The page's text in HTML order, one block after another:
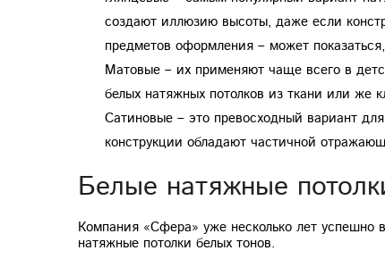
создают иллюзию высоты, даже если
предметов оформления – может
Матовые – их применяют чаще всего в
белых натяжных потолков из ткани или же
Сатиновые – это превосходный вариант
конструкции обладают частичной
Белые натяжные
Компания «Сфера» уже несколько лет
натяжные потолки белых тонов.